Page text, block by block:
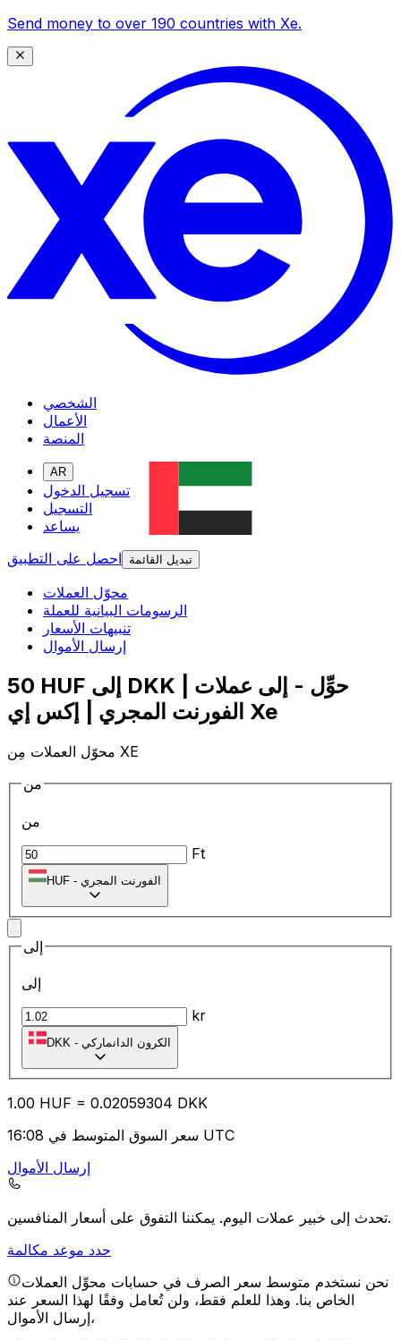
Send money to over 190 countries with Xe.
الشخصي
الأعمال
المنصة
AR
تسجيل الدخول
التسجيل
يساعد
احصل على التطبيق
تبديل القائمة
محوّل العملات
الرسومات البيانية للعملة
تنبيهات الأسعار
إرسال الأموال
50 HUF إلى DKK | حوِّل - إلى عملات
الفورنت المجري | إكس إي Xe
محوّل العملات مِن XE
من
من
Ft
HUF - الفورنت المجري
إلى
إلى
kr
DKK - الكرون الدانماركي
1.00 HUF = 0.02059304 DKK
سعر السوق المتوسط في 16:08 UTC
إرسال الأموال
تحدث إلى خبير عملات اليوم.يمكننا التفوق على أسعار المنافسين.
حدد موعد مكالمة
نحن نستخدم متوسط سعر الصرف في حسابات محوِّل العملات
الخاص بنا. وهذا للعلم فقط، ولن تُعامل وفقًا لهذا السعر عند
إرسال الأموال،